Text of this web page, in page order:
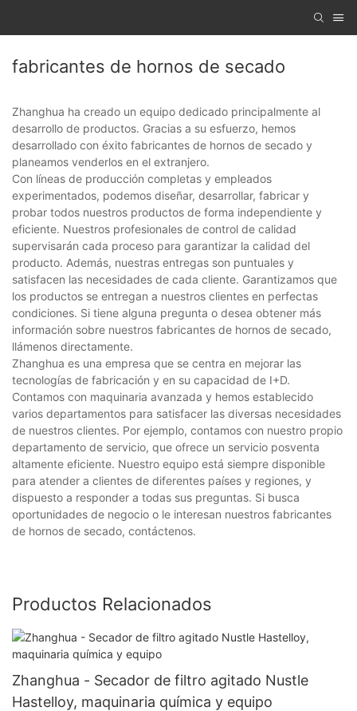
fabricantes de hornos de secado
Zhanghua ha creado un equipo dedicado principalmente al
desarrollo de productos. Gracias a su esfuerzo, hemos
desarrollado con éxito fabricantes de hornos de secado y
planeamos venderlos en el extranjero.
Con líneas de producción completas y empleados
experimentados, podemos diseñar, desarrollar, fabricar y
probar todos nuestros productos de forma independiente y
eficiente. Nuestros profesionales de control de calidad
supervisarán cada proceso para garantizar la calidad del
producto. Además, nuestras entregas son puntuales y
satisfacen las necesidades de cada cliente. Garantizamos que
los productos se entregan a nuestros clientes en perfectas
condiciones. Si tiene alguna pregunta o desea obtener más
información sobre nuestros fabricantes de hornos de secado,
llámenos directamente.
Zhanghua es una empresa que se centra en mejorar las
tecnologías de fabricación y en su capacidad de I+D.
Contamos con maquinaria avanzada y hemos establecido
varios departamentos para satisfacer las diversas necesidades
de nuestros clientes. Por ejemplo, contamos con nuestro propio
departamento de servicio, que ofrece un servicio posventa
altamente eficiente. Nuestro equipo está siempre disponible
para atender a clientes de diferentes países y regiones, y
dispuesto a responder a todas sus preguntas. Si busca
oportunidades de negocio o le interesan nuestros fabricantes
de hornos de secado, contáctenos.
Productos Relacionados
Zhanghua - Secador de filtro agitado Nustle
Hastelloy, maquinaria química y equipo